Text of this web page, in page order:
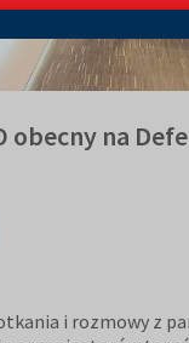
obecny na
i rozmowy z